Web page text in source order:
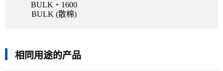
BULK・1600
BULK (散棉)
相同用途的产品